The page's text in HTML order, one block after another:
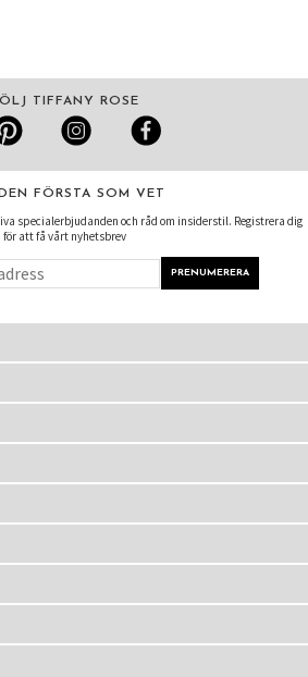
TIFFANY ROSE
FÖRSTA SOM VET
specialerbjudanden och råd om insiderstil. Registrera dig
för att få vårt nyhetsbrev